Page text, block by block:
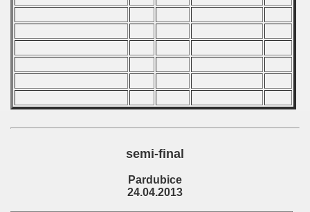
semi-final
Pardubice
24.04.2013
- 2000
- 2001